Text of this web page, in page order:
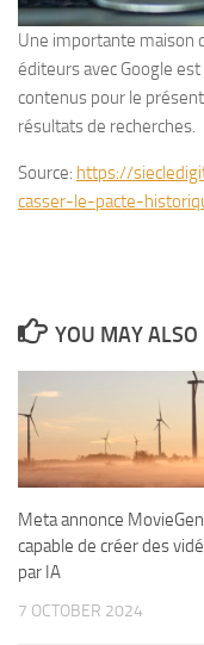
Une importante maison
éditeurs avec Google
contenus pour le
résultats de recherches.
Source: https://
casser-le-pacte-
YOU MAY ALSO
Meta annonce MovieGen
capable de créer des
par IA
7 OCTOBER 2024